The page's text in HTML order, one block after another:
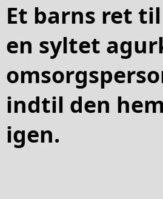
Et barns ret
en syltet
indtil den
igen.